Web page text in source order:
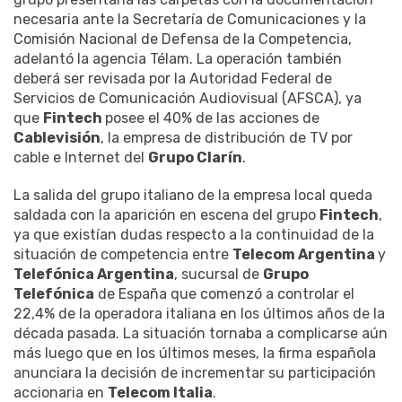
necesaria ante la Secretaría de Comunicaciones y la
Comisión Nacional de Defensa de la Competencia,
adelantó la agencia Télam. La operación también
deberá ser revisada por la Autoridad Federal de
Servicios de Comunicación Audiovisual (AFSCA), ya
que Fintech posee el 40% de las acciones de
Cablevisión, la empresa de distribución de TV por
cable e Internet del Grupo Clarín.
La salida del grupo italiano de la empresa local queda
saldada con la aparición en escena del grupo Fintech,
ya que existían dudas respecto a la continuidad de la
situación de competencia entre Telecom Argentina y
Telefónica Argentina, sucursal de Grupo
Telefónica de España que comenzó a controlar el
22,4% de la operadora italiana en los últimos años de la
década pasada. La situación tornaba a complicarse aún
más luego que en los últimos meses, la firma española
anunciara la decisión de incrementar su participación
accionaria en Telecom Italia.